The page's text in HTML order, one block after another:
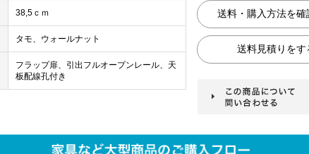
38,5ｃｍ
タモ、ウォールナット
フラップ扉、引出フルオープンレール、天
板配線孔付き